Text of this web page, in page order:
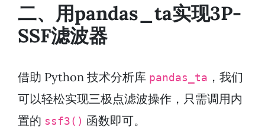
二、用pandas_ta实现3P-
SSF滤波器
借助 Python 技术分析库 pandas_ta ，我们
可以轻松实现三极点滤波操作，只需调用内
置的 ssf3() 函数即可。